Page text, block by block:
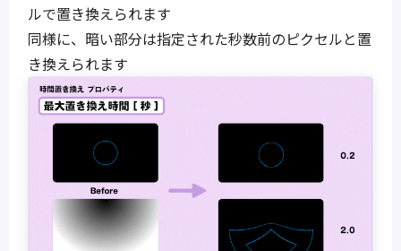
ルで置き換えられます
同様に、暗い部分は指定された秒数前のピクセルと置
き換えられます